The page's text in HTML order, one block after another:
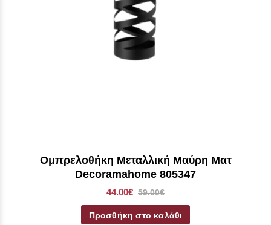
Ομπρελοθήκη Μεταλλική Μαύρη Ματ
Decoramahome 805347
44.00€ 59.00€
Προσθήκη στο καλάθι